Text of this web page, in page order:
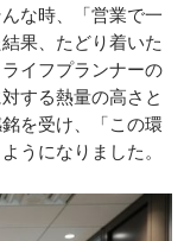
な時、「営業で一
果、たどり着いた
イフプランナーの
する熱量の高さと
を受け、「この環
うになりました。